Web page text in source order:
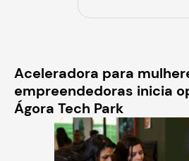
Aceleradora para
empreendedoras inicia
Ágora Tech Park